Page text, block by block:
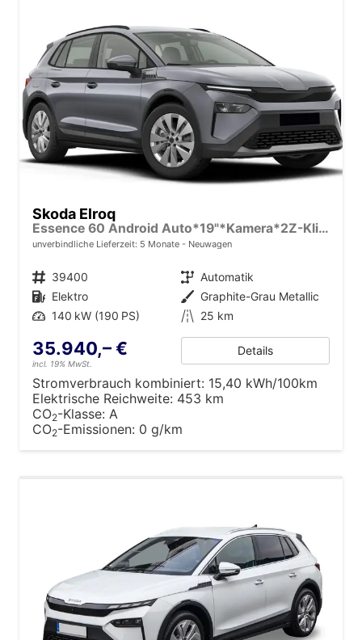
Skoda Elroq
Essence 60 Android Auto*19"*Kamera*2Z-Klimaauto*Totwinkel*LED*Tempomat
unverbindliche Lieferzeit: 5 Monate Neuwagen
Fahrzeugnr. 39400 Getriebe Automatik
Kraftstoff Elektro Außenfarbe Graphite-Grau Metallic
Leistung 140 kW (190 PS) Kilometerstand 25 km
35.940,– €
incl. 19% MwSt.
Details
Stromverbrauch kombiniert: 15,40 kWh/100km
Elektrische Reichweite: 453 km
CO2-Klasse: A
CO2-Emissionen: 0 g/km